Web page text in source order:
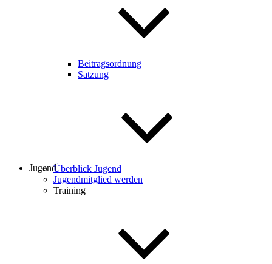
Beitragsordnung
Satzung
JugendÜberblick Jugend
Jugendmitglied werden
Training